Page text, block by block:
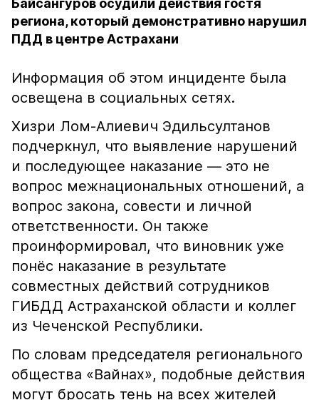
Байсангуров осудили действия гостя
региона, который демонстративно нарушил
ПДД в центре Астрахани
Информация об этом инциденте была
освещена в социальных сетях.
Хизри Лом-Алиевич Эдильсултанов
подчеркнул, что выявление нарушений
и последующее наказание — это не
вопрос межнациональных отношений, а
вопрос закона, совести и личной
ответственности. Он также
проинформировал, что виновник уже
понёс наказание в результате
совместных действий сотрудников
ГИБДД Астраханской области и коллег
из Чеченской Республики.
По словам председателя регионального
общества «Вайнах», подобные действия
могут бросать тень на всех жителей